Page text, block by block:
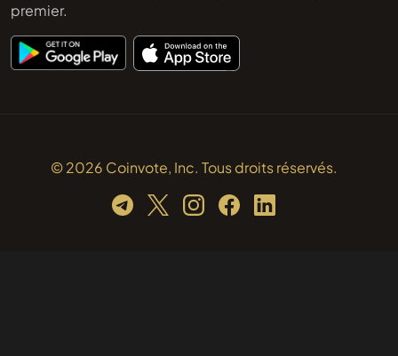
premier.
© 2026 Coinvote, Inc. Tous droits réservés.